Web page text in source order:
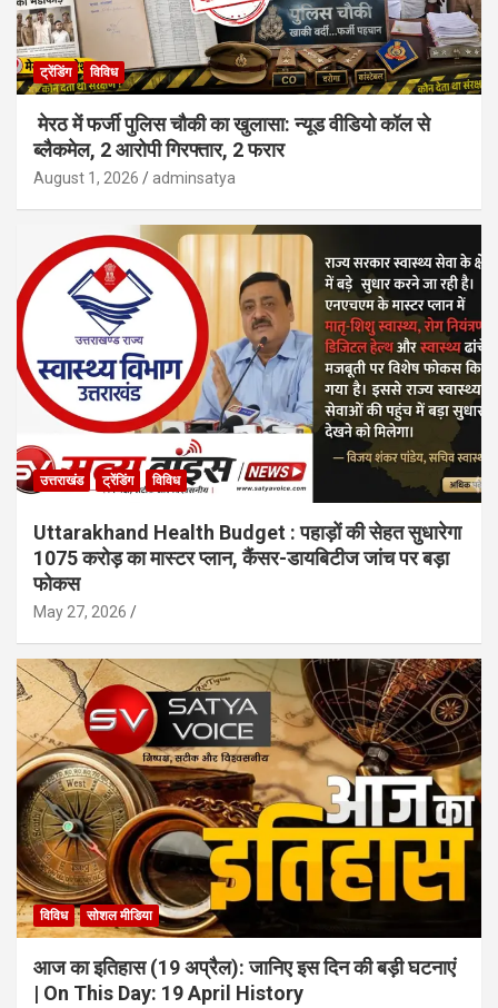
ट्रेंडिंग विविध
मेरठ में फर्जी पुलिस चौकी का खुलासा: न्यूड वीडियो कॉल से
ब्लैकमेल, 2 आरोपी गिरफ्तार, 2 फरार
August 1, 2026 adminsatya
उत्तराखंड ट्रेंडिंग विविध
Uttarakhand Health Budget : पहाड़ों की सेहत सुधारेगा
1075 करोड़ का मास्टर प्लान, कैंसर-डायबिटीज जांच पर बड़ा
फोकस
May 27, 2026
विविध सोशल मीडिया
आज का इतिहास (19 अप्रैल): जानिए इस दिन की बड़ी घटनाएं
| On This Day: 19 April History